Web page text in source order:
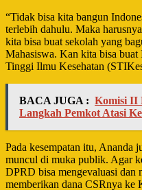
“Tidak bisa kita bangun
terlebih dahulu. Maka
kita bisa buat sekolah yang
Mahasiswa. Kan kita bisa
Tinggi Ilmu Kesehatan
BACA JUGA : Komisi II
Langkah Pemkot Atasi
Pada kesempatan itu, Ananda
muncul di muka publik. Agar
DPRD bisa mengevaluasi dan
memberikan dana CSRnya ke